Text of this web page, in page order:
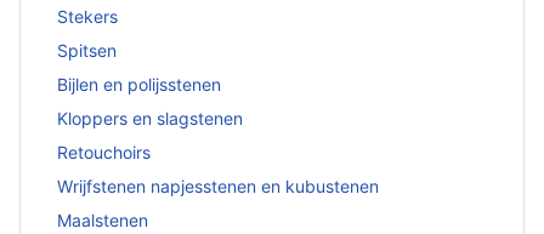
Stekers
Spitsen
Bijlen en polijsstenen
Kloppers en slagstenen
Retouchoirs
Wrijfstenen napjesstenen en kubustenen
Maalstenen